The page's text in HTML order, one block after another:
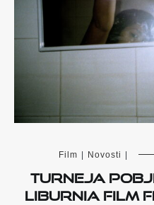
Film | Novosti |
Turneja
Liburnia Film